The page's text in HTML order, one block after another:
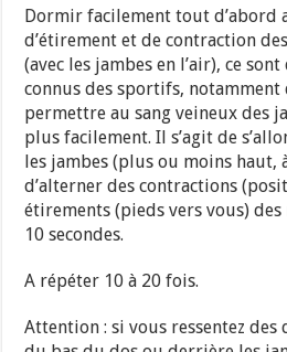
Dormir facilement tout d’abord
d’étirement et de contraction
(avec les jambes en l’air), ce
connus des sportifs,
permettre au sang veineux des
plus facilement. Il s’agit de
les jambes (plus ou moins haut,
d’alterner des contractions
étirements (pieds vers vous)
10 secondes.
A répéter 10 à 20 fois.
Attention : si vous ressentez